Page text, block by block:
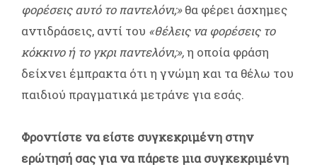
φορέσεις αυτό το παντελόνι;»θα φέρει άσχημες
αντιδράσεις, αντί του «θέλεις να φορέσεις το
κόκκινο ή το γκρι παντελόνι;»,η οποία φράση
δείχνει έμπρακτα ότι η γνώμη και τα θέλω του
παιδιού πραγματικά μετράνε για εσάς.
Φροντίστε να είστε συγκεκριμένη στην
ερώτησή σας για να πάρετε μια συγκεκριμένη